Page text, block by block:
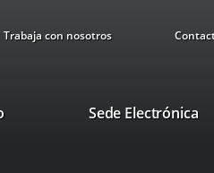
Trabaja con nosotros
Este
Sede Electrónica